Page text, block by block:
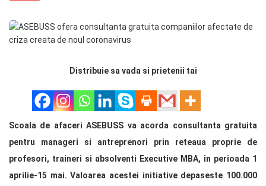
Distribuie sa vada si prietenii tai
Scoala de afaceri ASEBUSS va acorda consultanta gratuita
pentru manageri si antreprenori prin reteaua proprie de
profesori, traineri si absolventi Executive MBA, in perioada 1
aprilie-15 mai. Valoarea acestei initiative depaseste 100.000